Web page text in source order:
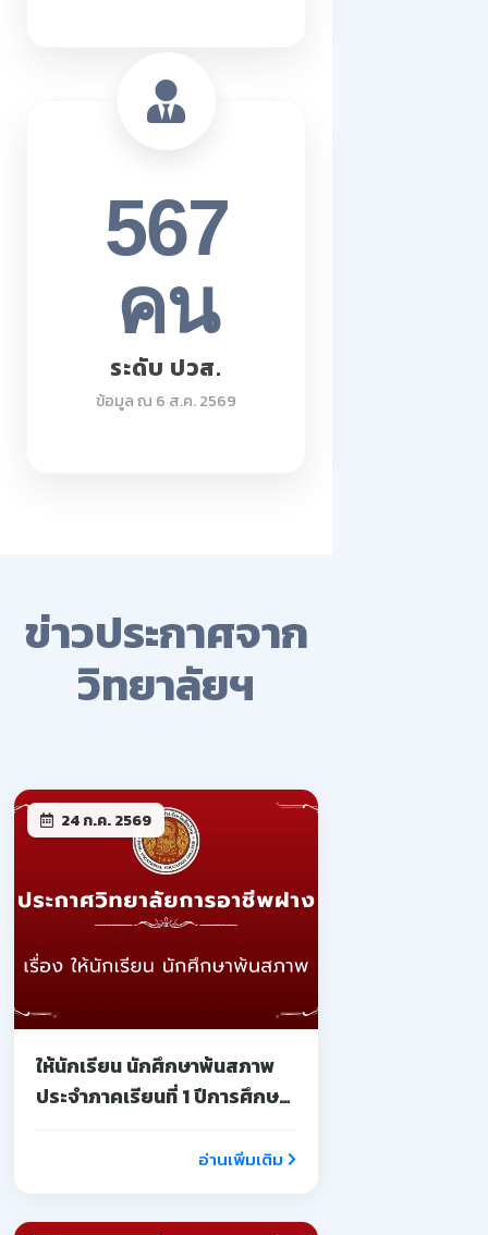
567
คน
ระดับ ปวส.
ข้อมูล ณ 6 ส.ค. 2569
ข่าวประกาศจาก
วิทยาลัยฯ
24 ก.ค. 2569
ให้นักเรียน นักศึกษาพ้นสภาพ
ประจำภาคเรียนที่ 1 ปีการศึกษา
อ่านเพิ่มเติม